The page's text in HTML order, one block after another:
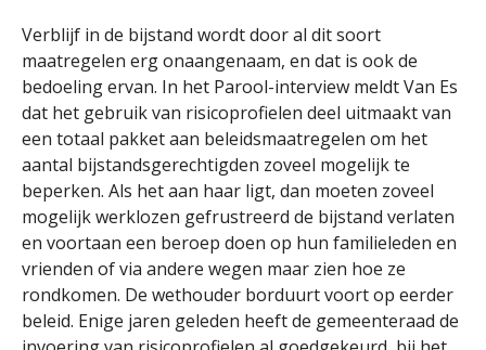
Verblijf in de bijstand wordt door al dit soort
maatregelen erg onaangenaam, en dat is ook de
bedoeling ervan. In het Parool-interview meldt Van Es
dat het gebruik van risicoprofielen deel uitmaakt van
een totaal pakket aan beleidsmaatregelen om het
aantal bijstandsgerechtigden zoveel mogelijk te
beperken. Als het aan haar ligt, dan moeten zoveel
mogelijk werklozen gefrustreerd de bijstand verlaten
en voortaan een beroep doen op hun familieleden en
vrienden of via andere wegen maar zien hoe ze
rondkomen. De wethouder borduurt voort op eerder
beleid. Enige jaren geleden heeft de gemeenteraad de